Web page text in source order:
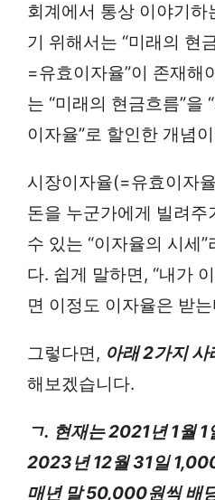
회계에서 통상 이야기
기 위해서는 “미래의 현
=유효이자율”이 존재해
는 “미래의 현금흐름”을
이자율”로 할인한 개념
시장이자율(=유효이자
돈을 누군가에게 빌려
수 있는 “이자율의 시세
다. 쉽게 말하면, “내가
면 이정도 이자율은 받
그렇다면, 아래 2가지 사
해보겠습니다.
ㄱ. 현재는 2021년 1월
2023년 12월 31일
매년 말 50,000원씩 배